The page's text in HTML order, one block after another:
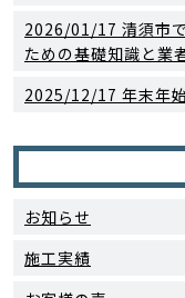
2026/01/17 清須市
ための基礎知識と業
2025/12/17 年末年
お知らせ
施工実績